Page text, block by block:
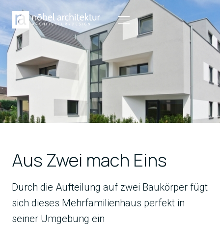
Aus Zwei mach Eins
Durch die Aufteilung auf zwei Baukörper fügt
sich dieses Mehrfamilienhaus perfekt in
seiner Umgebung ein